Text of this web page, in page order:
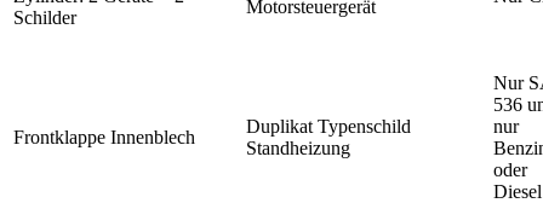
Schilder
Motorsteuergerät
Frontklappe Innenblech
Duplikat Typenschild
Standheizung
Nur
536
nur
oder
Diesel